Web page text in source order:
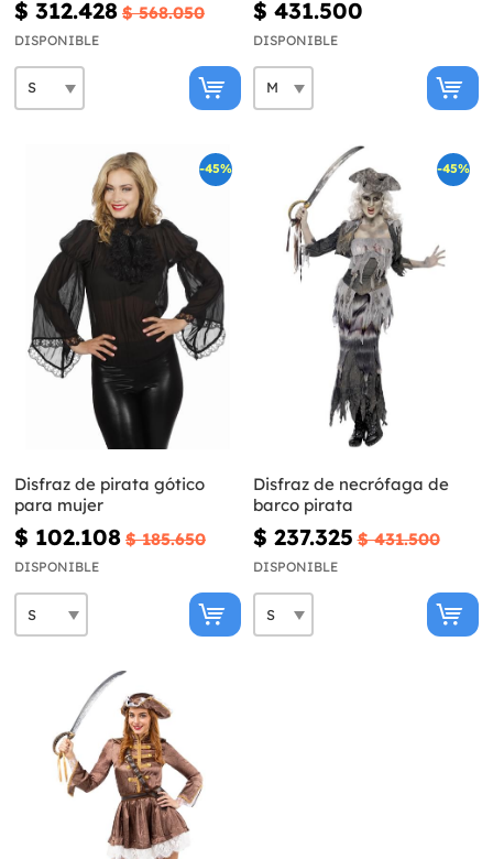
$ 312.428 $ 568.050
DISPONIBLE
$ 431.500
DISPONIBLE
-45%
Disfraz de pirata gótico
para mujer
$ 102.108 $ 185.650
DISPONIBLE
-45%
Disfraz de necrófaga de
barco pirata
$ 237.325 $ 431.500
DISPONIBLE